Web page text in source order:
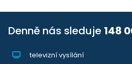
Denně nás sleduje 148
televizní vysílání